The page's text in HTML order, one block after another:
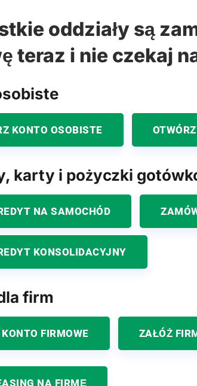
oddziały są
teraz i nie czekaj
KONTO OSOBISTE
karty i pożyczki
NA SAMOCHÓD
KONSOLIDACYJNY
firm
FIRMOWE ZAŁÓŻ
NA FIRMĘ